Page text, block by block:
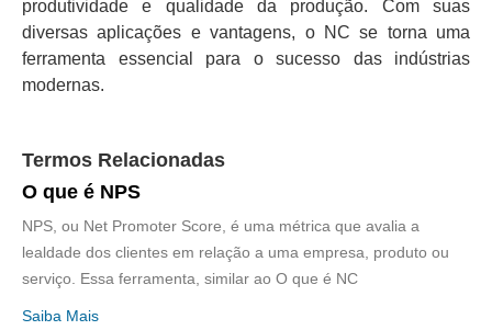
produtividade e qualidade da produção. Com suas
diversas aplicações e vantagens, o NC se torna uma
ferramenta essencial para o sucesso das indústrias
modernas.
Termos Relacionadas
O que é NPS
NPS, ou Net Promoter Score, é uma métrica que avalia a
lealdade dos clientes em relação a uma empresa, produto ou
serviço. Essa ferramenta, similar ao O que é NC
Saiba Mais